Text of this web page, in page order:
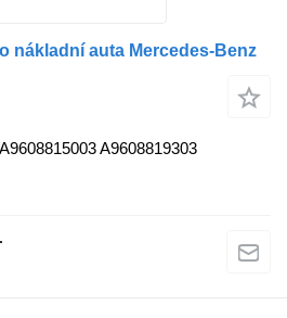
nákladní auta Mercedes-Benz
A9608819303